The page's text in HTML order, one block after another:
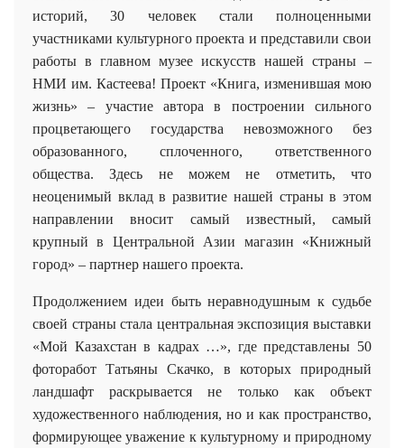
историй, 30 человек стали полноценными
участниками культурного проекта и представили свои
работы в главном музее искусств нашей страны –
НМИ им. Кастеева! Проект «Книга, изменившая мою
жизнь» – участие автора в построении сильного
процветающего государства невозможного без
образованного, сплоченного, ответственного
общества. Здесь не можем не отметить, что
неоценимый вклад в развитие нашей страны в этом
направлении вносит самый известный, самый
крупный в Центральной Азии магазин «Книжный
город» – партнер нашего проекта.
Продолжением идеи быть неравнодушным к судьбе
своей страны стала центральная экспозиция выставки
«Мой Казахстан в кадрах …», где представлены 50
фоторабот Татьяны Скачко, в которых природный
ландшафт раскрывается не только как объект
художественного наблюдения, но и как пространство,
формирующее уважение к культурному и природному